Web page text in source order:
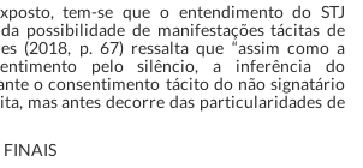
tem-se que o entendimento do STJ
possibilidade de manifestações tácitas de
(2018, p. 67) ressalta que “assim como a
pelo silêncio, a inferência do
o consentimento tácito do não signatário
mas antes decorre das particularidades de
FINAIS